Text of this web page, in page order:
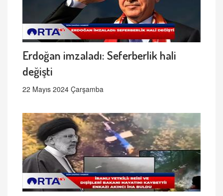
Erdoğan imzaladı: Seferberlik hali
değişti
22 Mayıs 2024 Çarşamba